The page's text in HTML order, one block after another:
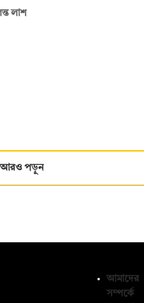
লাশ
আরও পড়ুন
আমাদের
সম্পর্কে